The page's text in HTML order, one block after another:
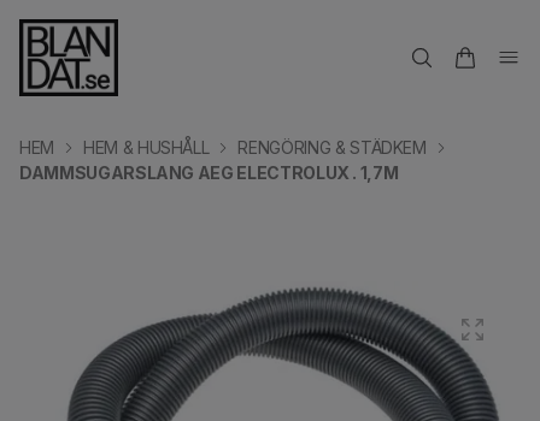
HEM HEM & HUSHÅLL
RENGÖRING & STÄDKEM
DAMMSUGARSLANG AEG ELECTROLUX . 1,7M